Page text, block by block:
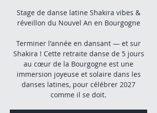
Stage de danse latine Shakira vibes &
réveillon du Nouvel An en Bourgogne
Terminer l'année en dansant — et sur
Shakira ! Cette retraite danse de 5 jours
au cœur de la Bourgogne est une
immersion joyeuse et solaire dans les
danses latines, pour célébrer 2027
comme il se doit.